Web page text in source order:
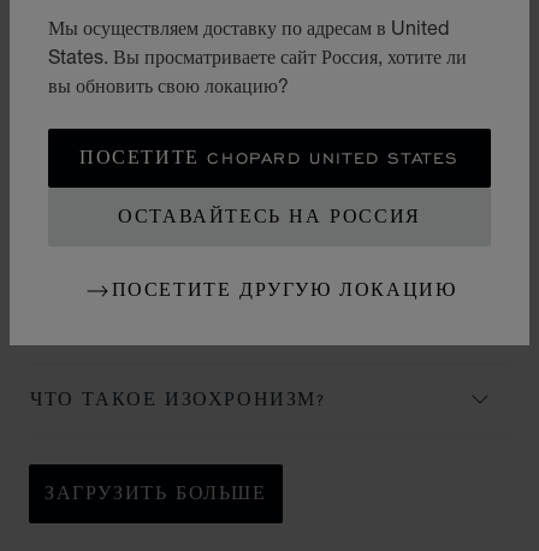
Мы осуществляем доставку по адресам в United
States. Вы просматриваете сайт Россия, хотите ли
вы обновить свою локацию?
ПОСЕТИТЕ CHOPARD UNITED STATES
ОСТАВАЙТЕСЬ НА РОССИЯ
ПОСЕТИТЕ ДРУГУЮ ЛОКАЦИЮ
КАКОЙ ТОЧНОСТЬЮ ОБЛАДАЮТ
МЕХАНИЧЕСКИЕ ЧАСЫ В СРАВНЕНИИ
С КВАРЦЕВЫМИ?
ОТ ЧЕГО ЗАВИСИТ ТОЧНОСТЬ
МЕХАНИЧЕСКИХ ЧАСОВ?
В ЧЕМ ЗАКЛЮЧАЕТСЯ РАЗНИЦА
МЕЖДУЧАСАМИ-ХРОНОГРАФОМ И
ЧТО ТАКОЕ ИЗОХРОНИЗМ?
ЗАГРУЗИТЬ БОЛЬШЕ